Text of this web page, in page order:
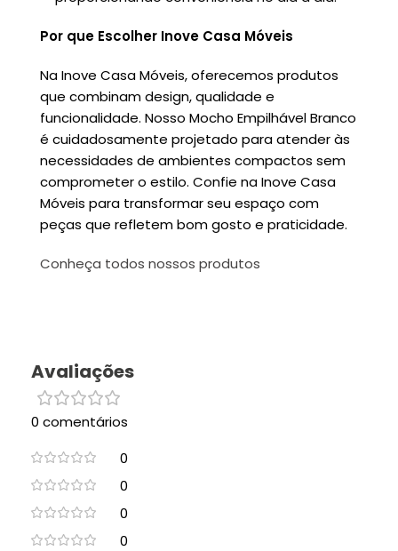
Por que Escolher Inove Casa Móveis
Na Inove Casa Móveis, oferecemos produtos
que combinam design, qualidade e
funcionalidade. Nosso Mocho Empilhável Branco
é cuidadosamente projetado para atender às
necessidades de ambientes compactos sem
comprometer o estilo. Confie na Inove Casa
Móveis para transformar seu espaço com
peças que refletem bom gosto e praticidade.
Conheça todos nossos produtos
Avaliações
0 comentários
0
0
0
0